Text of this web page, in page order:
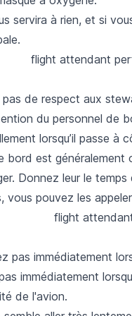
servira à rien, et si
de respect aux
du personnel de
lorsqu’il passe à
bord est
Donnez leur le
vous pouvez les
pas immédiatement
immédiatement
de l'avion.